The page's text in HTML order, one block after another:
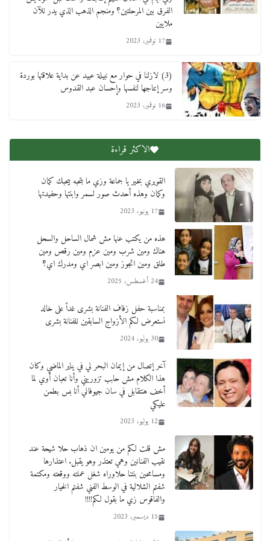
الفرق بين المرحلتين؟ ومنجم الذهب الذي يدر للآن
ملايين
17 نوفمبر، 2023
(3) لازلنا في حوار مع نبيلة عبيد عن بداية علاقتها بوردة
وسر إنتاجها لنفسها وإحسان عبد القدوس
16 نوفمبر، 2023
الاكثر قراءة
القويري بخير يا جماعة وزي ما بتحبه بيحبك كمان
وكمان وهذه أحدث صور لسمر وابنتها وحفيدتها
17 يونيو، 2023
هذه من يكتب عنها مش شمال الساحل والسحل
هناك ومين شرب ومين عزم ومين رقص ومين
طلق ومين اتجوز ومين ابصر اي ومدرك اي؟
24 أغسطس، 2025
بمناسبة حفل زفاف الفنانة بشرى غداً على خالد
نستعرض لكم الأزواج السابقين للفنانة بشرى
30 يوليو، 2024
آخر إتصال من إيمان البحر لي في يناير الماضي وكان
هذا الكلام مش حابب تزوريني وأنا تعبان أوي لما
أخف هنتقابل في سان جيوفاني أنا بس بطمن
عليكي
12 يوليو، 2023
مش قلت لكم من يومين ان ذهاب حلا شيحة عند
نقيب الفنانين وهي تعتذر وهو يقبل. اعتذارها
ومسامحين بنتنا حلاوراه شغل عملته ووقعته ومكتمة
شفتم الشلالية في الوسط الفني شفتم الخيار
والفاقوس زي ما بقول لكم!!!!
15 ديسمبر، 2023